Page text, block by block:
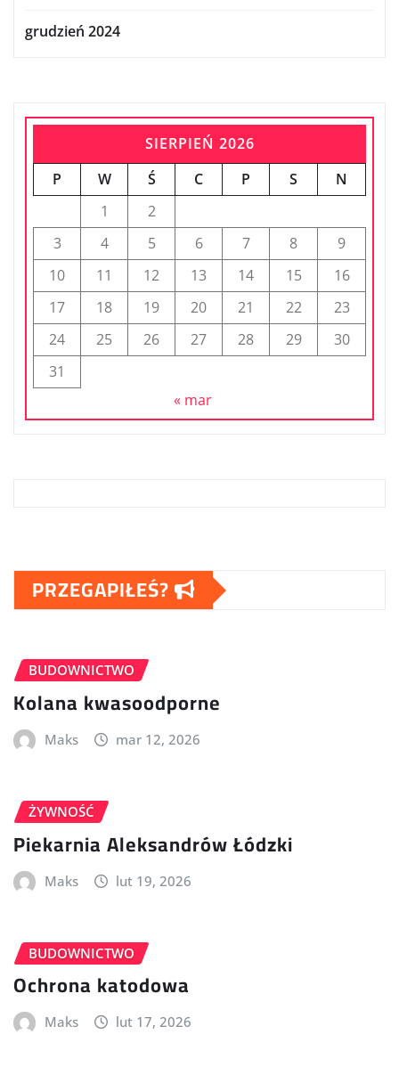
grudzień 2024
SIERPIEŃ 2026
P
W Ś C P S
N
1
2
3
4 5 6 7 8
9
10
11 12 13 14 15
16
17
18 19 20 21 22
23
24
25 26 27 28 29
30
31
« mar
PRZEGAPIŁEŚ?
BUDOWNICTWO
Kolana kwasoodporne
Maks mar 12, 2026
ŻYWNOŚĆ
Piekarnia Aleksandrów Łódzki
Maks lut 19, 2026
BUDOWNICTWO
Ochrona katodowa
Maks lut 17, 2026